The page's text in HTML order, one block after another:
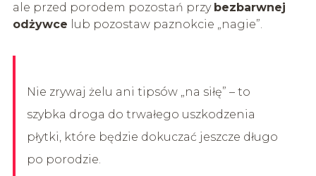
ale przed porodem pozostań przy bezbarwnej
odżywce lub pozostaw paznokcie „nagie”.
Nie zrywaj żelu ani tipsów „na siłę” – to
szybka droga do trwałego uszkodzenia
płytki, które będzie dokuczać jeszcze długo
po porodzie.